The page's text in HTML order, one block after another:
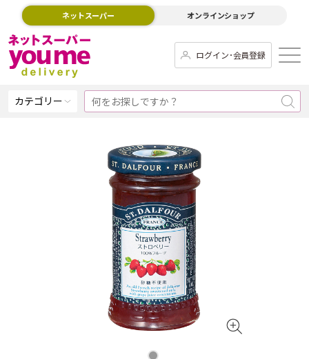
ネットスーパー オンラインショップ
ログイン･会員登録
カテゴリー